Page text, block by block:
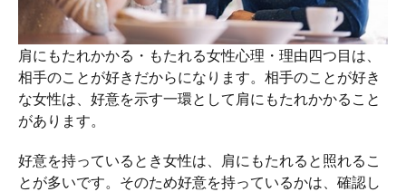
肩にもたれかかる・もたれる女性心理・理由四つ目は、
相手のことが好きだからになります。相手のことが好き
な女性は、好意を示す一環として肩にもたれかかること
があります。
好意を持っているとき女性は、肩にもたれると照れるこ
とが多いです。そのため好意を持っているかは、確認し